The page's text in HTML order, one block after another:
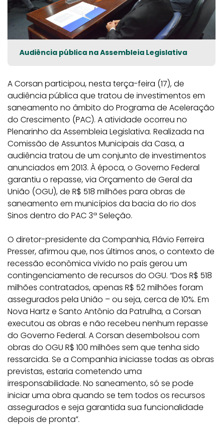
Audiência pública na Assembleia Legislativa
A Corsan participou, nesta terça-feira (17), de
audiência pública que tratou de investimentos em
saneamento no âmbito do Programa de Aceleração
do Crescimento (PAC). A atividade ocorreu no
Plenarinho da Assembleia Legislativa. Realizada na
Comissão de Assuntos Municipais da Casa, a
audiência tratou de um conjunto de investimentos
anunciados em 2013. À época, o Governo Federal
garantiu o repasse, via Orçamento de Geral da
União (OGU), de R$ 518 milhões para obras de
saneamento em municípios da bacia do rio dos
Sinos dentro do PAC 3ª Seleção.
O diretor-presidente da Companhia, Flávio Ferreira
Presser, afirmou que, nos últimos anos, o contexto de
recessão econômica vivido no país gerou um
contingenciamento de recursos do OGU. “Dos R$ 518
milhões contratados, apenas R$ 52 milhões foram
assegurados pela União – ou seja, cerca de 10%. Em
Nova Hartz e Santo Antônio da Patrulha, a Corsan
executou as obras e não recebeu nenhum repasse
do Governo Federal. A Corsan desembolsou com
obras do OGU R$ 100 milhões sem que tenha sido
ressarcida. Se a Companhia iniciasse todas as obras
previstas, estaria cometendo uma
irresponsabilidade. No saneamento, só se pode
iniciar uma obra quando se tem todos os recursos
assegurados e seja garantida sua funcionalidade
depois de pronta”.